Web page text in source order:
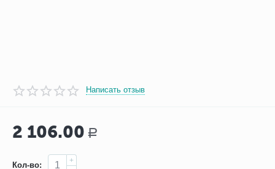
Написать отзыв
2 106.00 Р
Кол-во:
+